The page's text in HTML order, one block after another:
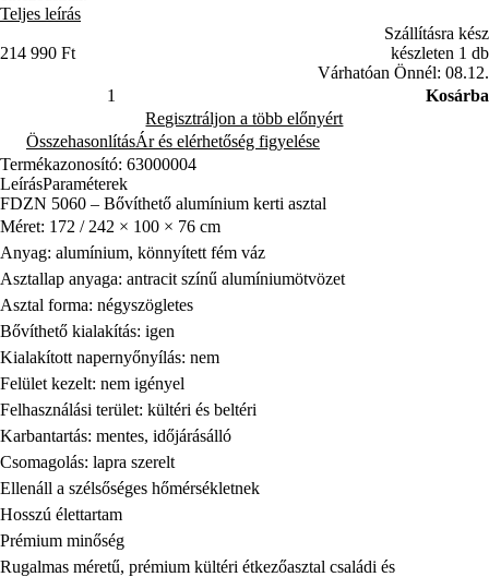
Teljes leírás
214 990 Ft
Szállításra kész
készleten 1 db
Várhatóan Önnél: 08.12.
Kosárba
Regisztráljon a több előnyért
ÖsszehasonlításÁr és elérhetőség figyelése
Termékazonosító: 63000004
LeírásParaméterek
FDZN 5060 – Bővíthető alumínium kerti asztal
Méret: 172 / 242 × 100 × 76 cm
Anyag: alumínium, könnyített fém váz
Asztallap anyaga: antracit színű alumíniumötvözet
Asztal forma: négyszögletes
Bővíthető kialakítás: igen
Kialakított napernyőnyílás: nem
Felület kezelt: nem igényel
Felhasználási terület: kültéri és beltéri
Karbantartás: mentes, időjárásálló
Csomagolás: lapra szerelt
Ellenáll a szélsőséges hőmérsékletnek
Hosszú élettartam
Prémium minőség
Rugalmas méretű, prémium kültéri étkezőasztal családi és